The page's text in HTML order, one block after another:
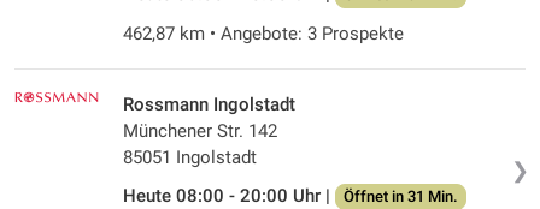
462,87 km • Angebote: 3 Prospekte
❯
Rossmann Ingolstadt
Münchener Str. 142
85051 Ingolstadt
Heute 08:00 - 20:00 Uhr |
Öffnet in 31 Min.